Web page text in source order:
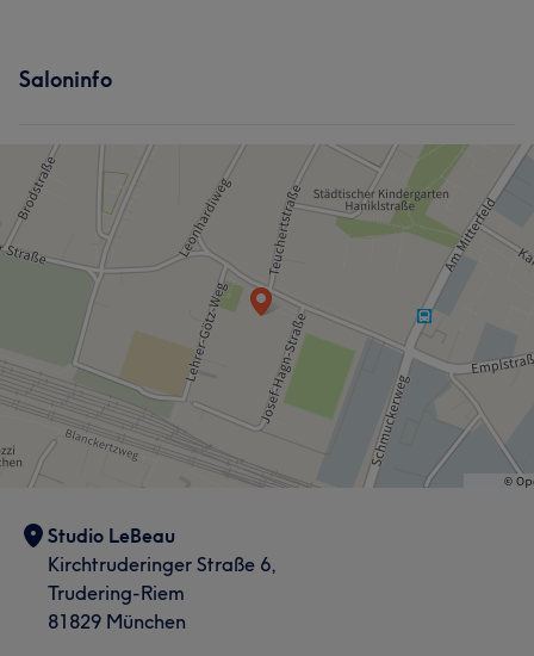
Saloninfo
Studio LeBeau
Kirchtruderinger Straße 6,
Trudering-Riem
81829 München